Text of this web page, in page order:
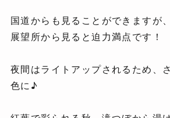
国道からも見ることができますが
展望所から見ると迫力満点です！
夜間はライトアップされるため、
色に♪